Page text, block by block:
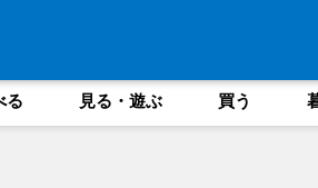
る 見る・遊ぶ 買う